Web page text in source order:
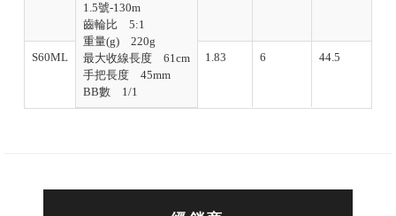
1.5號-130m
齒輪比 5:1
重量(g) 220g
最大收線長度 61cm
手把長度 45mm
BB數 1/1
S60ML 1.83 6 44.5